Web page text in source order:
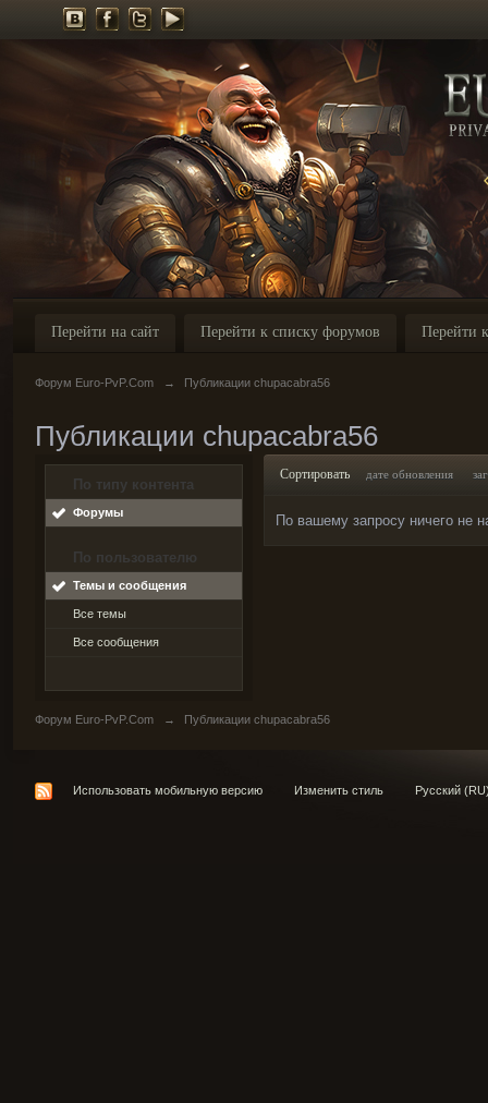
Перейти на сайт Перейти к списку форумов Перейти
Форум Euro-PvP.Com → Публикации chupacabra56
Публикации chupacabra56
По типу контента
Форумы
По пользователю
Темы и сообщения
Все темы
Все сообщения
Сортировать дате обновления
По вашему запросу ничего не
Форум Euro-PvP.Com → Публикации chupacabra56
Использовать мобильную версию Изменить стиль Русский